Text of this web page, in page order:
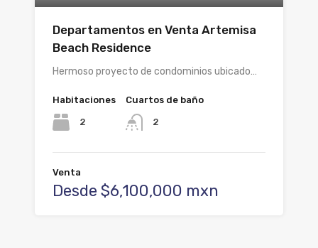
Departamentos en Venta Artemisa
Beach Residence
Hermoso proyecto de condominios ubicado…
Habitaciones
2
Cuartos de baño
2
Venta
Desde $6,100,000 mxn